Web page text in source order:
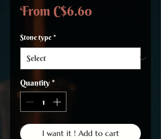
From C$6.60
Stone type *
Quantity *
I want it ! Add to cart